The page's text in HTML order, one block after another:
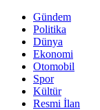
Gündem
Politika
Dünya
Ekonomi
Otomobil
Spor
Kültür
Resmi İlan